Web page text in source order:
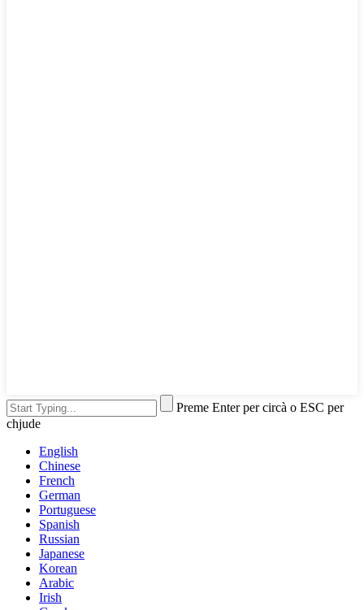
Preme Enter per circà o ESC per
chjude
English
Chinese
French
German
Portuguese
Spanish
Russian
Japanese
Korean
Arabic
Irish